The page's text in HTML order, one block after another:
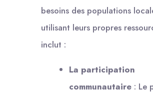
besoins des populations
utilisant leurs propres
inclut :
La participation
communautaire : Le